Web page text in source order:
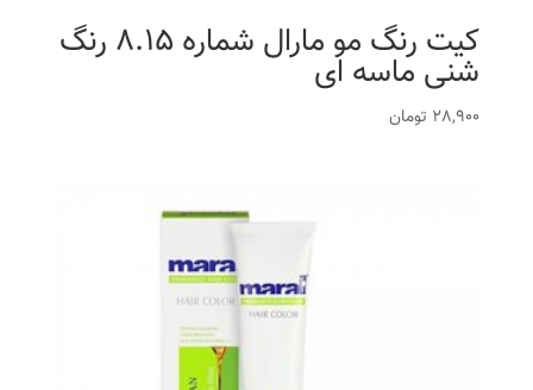
کیت رنگ مو مارال شماره 8.15 رنگ
شنی ماسه ای
28,900 تومان